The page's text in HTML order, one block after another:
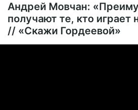
Андрей Мовчан:
получают те, кто играет
// «Скажи Гордеевой»